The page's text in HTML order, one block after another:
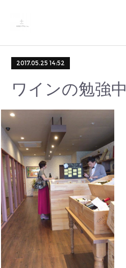
2017.05.25 14:52
ワインの勉強中